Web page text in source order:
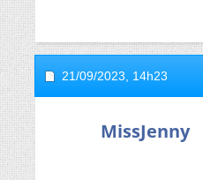
21/09/2023, 14h23
MissJenny